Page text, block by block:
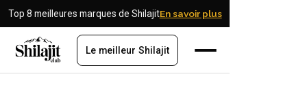
Top 8 meilleures marques de ShilajitEn savoir plus
Le meilleur Shilajit